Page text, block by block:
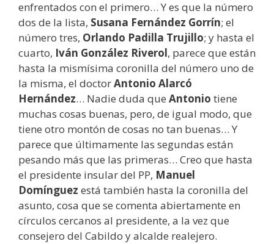
enfrentados con el primero… Y es que la número
dos de la lista, Susana Fernández Gorrín; el
número tres, Orlando Padilla Trujillo; y hasta el
cuarto, Iván González Riverol, parece que están
hasta la mismísima coronilla del número uno de
la misma, el doctorAntonio Alarcó
Hernández… Nadie duda que Antonio tiene
muchas cosas buenas, pero, de igual modo, que
tiene otro montón de cosas no tan buenas… Y
parece que últimamente las segundas están
pesando más que las primeras… Creo que hasta
el presidente insular del PP, Manuel
Domínguez está también hasta la coronilla del
asunto, cosa que se comenta abiertamente en
círculos cercanos al presidente, a la vez que
consejero del Cabildo y alcalde realejero.